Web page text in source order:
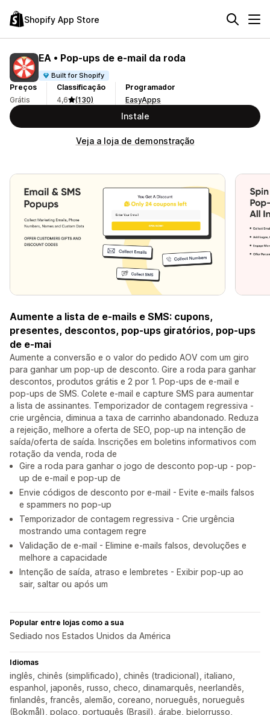
Shopify App Store
EA • Pop‑ups de e‑mail da roda
Built for Shopify
Preços
Grátis
Classificação
4,6
(130)
Programador
EasyApps
Instale
Veja a loja de demonstração
Aumente a lista de e-mails e SMS: cupons,
presentes, descontos, pop-ups giratórios, pop-ups
de e-mai
Aumente a conversão e o valor do pedido AOV com um giro
para ganhar um pop-up de desconto. Gire a roda para ganhar
descontos, produtos grátis e 2 por 1. Pop-ups de e-mail e
pop-ups de SMS. Colete e-mail e capture SMS para aumentar
a lista de assinantes. Temporizador de contagem regressiva -
crie urgência, diminua a taxa de carrinho abandonado. Reduza
a rejeição, melhore a oferta de SEO, pop-up na intenção de
saída/oferta de saída. Inscrições em boletins informativos com
rotação da venda, roda de
Gire a roda para ganhar o jogo de desconto pop-up - pop-
up de e-mail e pop-up de
Envie códigos de desconto por e-mail - Evite e-mails falsos
e spammers no pop-up
Temporizador de contagem regressiva - Crie urgência
mostrando uma contagem regre
Validação de e-mail - Elimine e-mails falsos, devoluções e
melhore a capacidade
Intenção de saída, atraso e lembretes - Exibir pop-up ao
sair, saltar ou após um
Popular entre lojas como a sua
Sediado nos Estados Unidos da América
Idiomas
inglês, chinês (simplificado), chinês (tradicional), italiano,
espanhol, japonês, russo, checo, dinamarquês, neerlandês,
finlandês, francês, alemão, coreano, norueguês, norueguês
(Bokmål), polaco, português (Brasil), árabe, bielorrusso,